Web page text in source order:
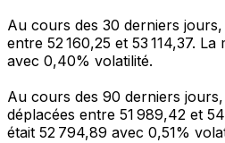
Au cours des 30 derniers
entre 52 160,25 et 53 114,37. La
avec 0,40% volatilité.
Au cours des 90 derniers
déplacées entre 51 989,42 et
était 52 794,89 avec 0,51%